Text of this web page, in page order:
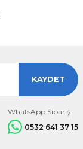
KAYDET
WhatsApp Sipariş
0532 641 37 15